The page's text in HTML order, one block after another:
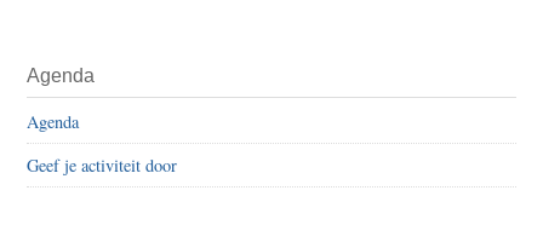
Agenda
Agenda
Geef je activiteit door